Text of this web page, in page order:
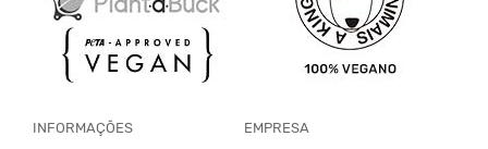
INFORMAÇÕES EMPRESA